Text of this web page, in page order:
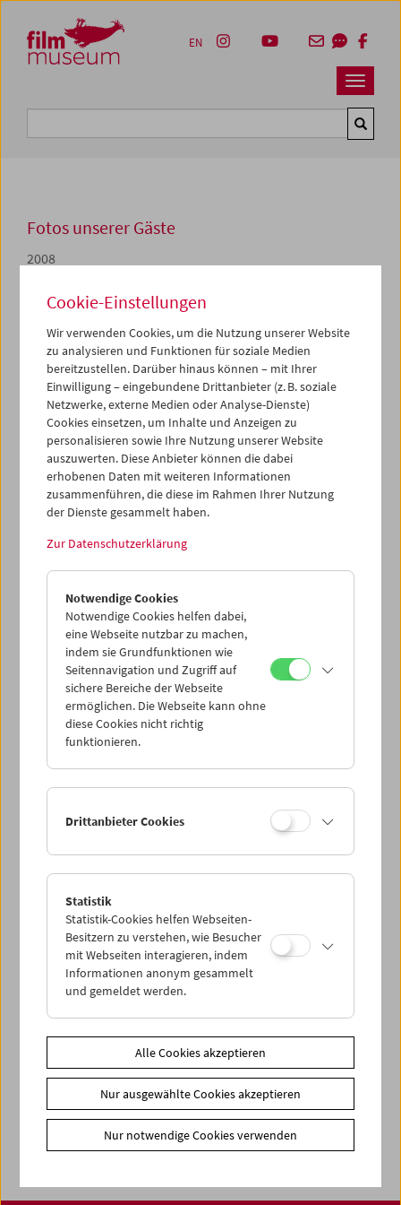
Zum Inhalt
Zum Hauptmenü
Zur Servicenavigation
Zum Suche
Navbar
EN
Fotos unserer Gäste
2008
Vortrag von Laura Mulvey
Am 24. Jänner hieltLaura Mulvey, eine der
bedeutendsten Filmtheoretikerinnen, einen Vortrag unter
dem Titel "Rereading the uncanny: automata, the cinema
and Hitchcock’s female stars".
ProgrammJänner 2008 - Alfred Hitchcock. Teil 2
News
Fotos unserer Gäste
Gästebuch
Trailer
Cookie-Einstellungen
Wir verwenden Cookies, um die Nutzung unserer Website
zu analysieren und Funktionen für soziale Medien
bereitzustellen. Darüber hinaus können – mit Ihrer
Einwilligung – eingebundene Drittanbieter (z. B. soziale
Netzwerke, externe Medien oder Analyse-Dienste)
Cookies einsetzen, um Inhalte und Anzeigen zu
personalisieren sowie Ihre Nutzung unserer Website
auszuwerten. Diese Anbieter können die dabei
erhobenen Daten mit weiteren Informationen
zusammenführen, die diese im Rahmen Ihrer Nutzung
der Dienste gesammelt haben.
Zur Datenschutzerklärung
Notwendige Cookies
Notwendige Cookies helfen dabei,
eine Webseite nutzbar zu machen,
indem sie Grundfunktionen wie
Seitennavigation und Zugriff auf
sichere Bereiche der Webseite
ermöglichen. Die Webseite kann ohne
diese Cookies nicht richtig
funktionieren.
Drittanbieter Cookies
Statistik
Statistik-Cookies helfen Webseiten-
Besitzern zu verstehen, wie Besucher
mit Webseiten interagieren, indem
Informationen anonym gesammelt
und gemeldet werden.
Alle Cookies akzeptieren
Nur ausgewählte Cookies akzeptieren
Nur notwendige Cookies verwenden